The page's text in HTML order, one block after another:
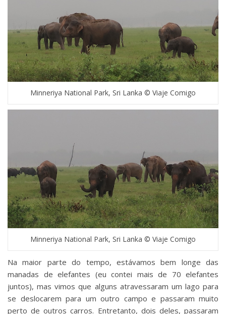
Minneriya National Park, Sri Lanka © Viaje Comigo
Minneriya National Park, Sri Lanka © Viaje Comigo
Na maior parte do tempo, estávamos bem longe das
manadas de elefantes (eu contei mais de 70 elefantes
juntos), mas vimos que alguns atravessaram um lago para
se deslocarem para um outro campo e passaram muito
perto de outros carros. Entretanto, dois deles, passaram